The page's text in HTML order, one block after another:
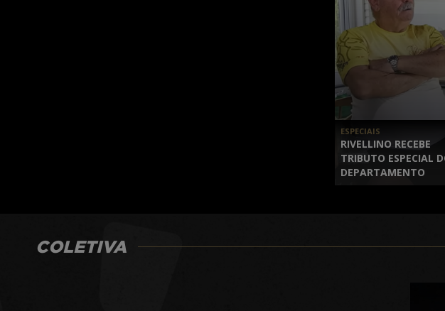
ESPECIAIS
RIVELLINO RECEBE
TRIBUTO ESPECIAL
DEPARTAMENTO
CULTURAL DO
COLETIVA